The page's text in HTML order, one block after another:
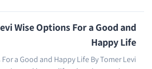
Wise Options For a Good and
Happy Life
a Good and Happy Life By Tomer Levi